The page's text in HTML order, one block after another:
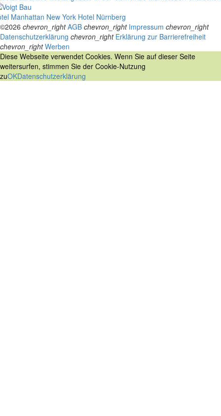
Manhattan New York Hotel Nürnberg
©2026 chevron_right AGB chevron_right Impressum chevron_right
Datenschutzerklärung chevron_right Erklärung zur Barrierefreiheit
chevron_right Werben
Diese Webseite verwendet Cookies. Wenn Sie auf dieser Seite
weitersurfen, stimmen Sie der Cookie-Nutzung
zuOKDatenschutzerklärung